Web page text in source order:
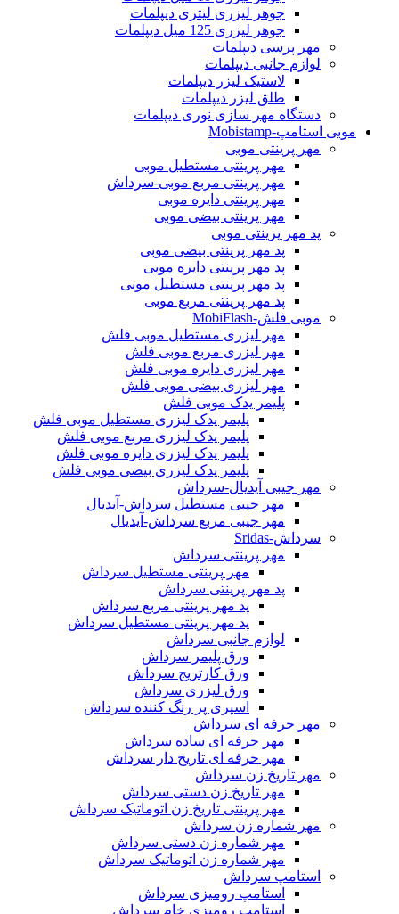
جوهر لیزری لیتری دیپلمات
جوهر لیزری 125 میل دیپلمات
مهر پرسی دیپلمات
لوازم جانبی دیپلمات
لاستیک لیزر دیپلمات
طلق لیزر دیپلمات
دستگاه مهر سازی نوری دیپلمات
موبی استامپ-Mobistamp
مهر پرینتی موبی
مهر پرینتی مستطیل موبی
مهر پرینتی مربع موبی-سرداش
مهر پرینتی دایره موبی
مهر پرینتی بیضی موبی
پد مهر پرینتی موبی
پد مهر پرینتی بیضی موبی
پد مهر پرینتی دایره موبی
پد مهر پرینتی مستطیل موبی
پد مهر پرینتی مربع موبی
موبی فلش-MobiFlash
مهر لیزری مستطیل موبی فلش
مهر لیزری مربع موبی فلش
مهر لیزری دایره موبی فلش
مهر لیزری بیضی موبی فلش
پلیمر یدک موبی فلش
پلیمر یدک لیزری مستطیل موبی فلش
پلیمر یدک لیزری مربع موبی فلش
پلیمر یدک لیزری دایره موبی فلش
پلیمر یدک لیزری بیضی موبی فلش
مهر جیبی آیدیال-سرداش
مهر جیبی مستطیل سرداش-آیدیال
مهر جیبی مربع سرداش-آیدیال
سرداش-Sridas
مهر پرینتی سرداش
مهر پرینتی مستطیل سرداش
پد مهر پرینتی سرداش
پد مهر پرینتی مربع سرداش
پد مهر پرینتی مستطیل سرداش
لوازم جانبی سرداش
ورق پلیمر سرداش
ورق کارتریج سرداش
ورق لیزری سرداش
اسپری پر رنگ کننده سرداش
مهر حرفه ای سرداش
مهر حرفه ای ساده سرداش
مهر حرفه ای تاریخ دار سرداش
مهر تاریخ زن سرداش
مهر تاریخ زن دستی سرداش
مهر پرینتی تاریخ زن اتوماتیک سرداش
مهر شماره زن سرداش
مهر شماره زن دستی سرداش
مهر شماره زن اتوماتیک سرداش
استامپ سرداش
استامپ رومیزی سرداش
استامپ رومیزی خام سرداش